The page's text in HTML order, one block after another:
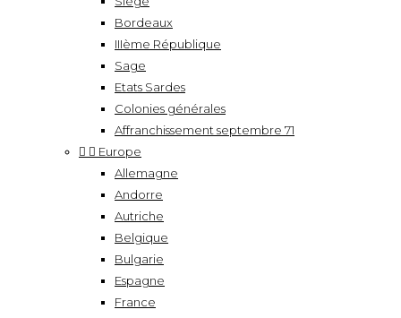
Bordeaux
IIIème République
Sage
Etats Sardes
Colonies générales
Affranchissement septembre 71
  Europe
Allemagne
Andorre
Autriche
Belgique
Bulgarie
Espagne
France